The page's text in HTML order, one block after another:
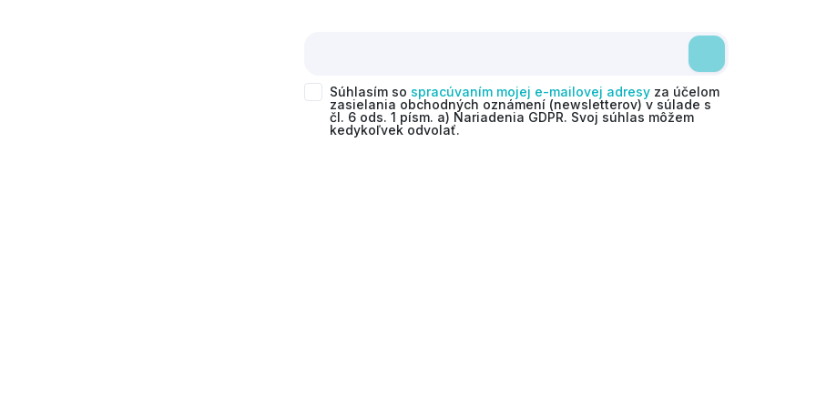
Súhlasím so spracúvaním mojej e-mailovej adresy za účelom
zasielania obchodných oznámení (newsletterov) v súlade s
čl. 6 ods. 1 písm. a) Nariadenia GDPR. Svoj súhlas môžem
kedykoľvek odvolať.